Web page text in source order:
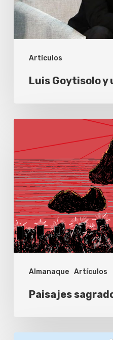
Artículos
Luis Goytisolo y
Almanaque Artículos
sagrados
Paisajes